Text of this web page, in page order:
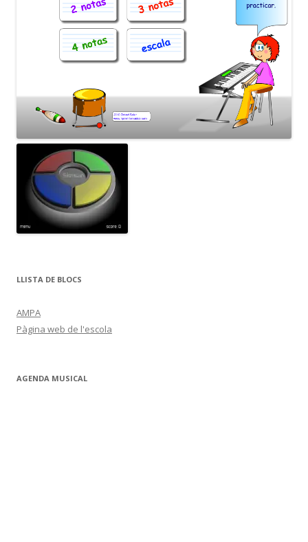
LLISTA DE BLOCS
AMPA
Pàgina web de l'escola
AGENDA MUSICAL